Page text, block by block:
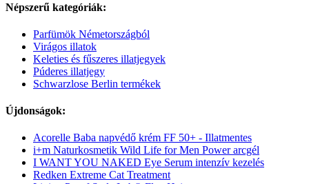
Népszerű kategóriák:
Parfümök Németországból
Virágos illatok
Keleties és fűszeres illatjegyek
Púderes illatjegy
Schwarzlose Berlin termékek
Újdonságok:
Acorelle Baba napvédő krém FF 50+ - Illatmentes
i+m Naturkosmetik Wild Life for Men Power arcgél
I WANT YOU NAKED Eye Serum intenzív kezelés
Redken Extreme Cat Treatment